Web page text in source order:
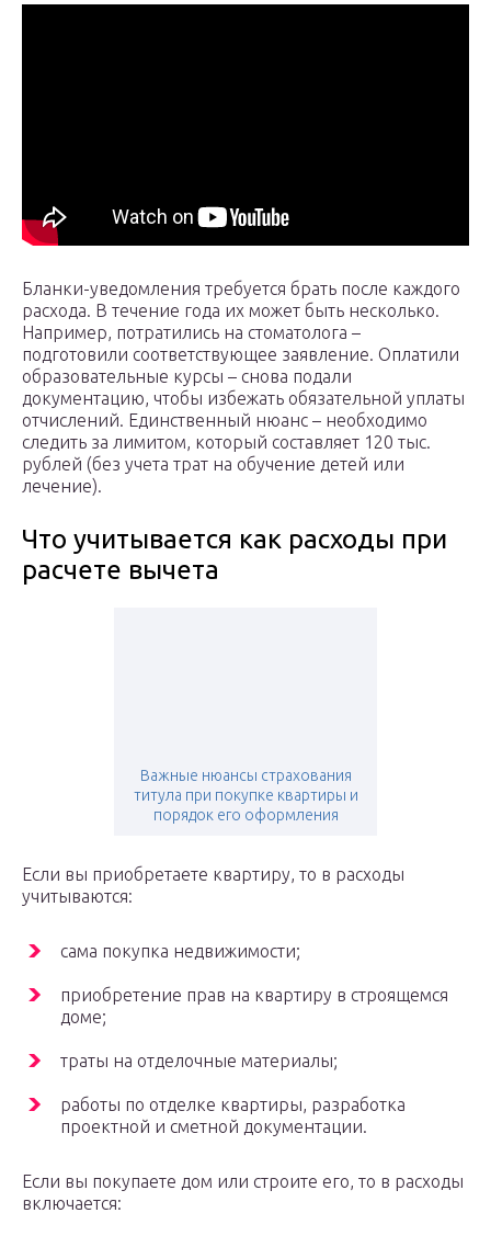
Бланки-уведомления требуется брать после каждого
расхода. В течение года их может быть несколько.
Например, потратились на стоматолога –
подготовили соответствующее заявление. Оплатили
образовательные курсы – снова подали
документацию, чтобы избежать обязательной уплаты
отчислений. Единственный нюанс – необходимо
следить за лимитом, который составляет 120 тыс.
рублей (без учета трат на обучение детей или
лечение).
Что учитывается как расходы при
расчете вычета
Важные нюансы страхования
титула при покупке квартиры и
порядок его оформления
Если вы приобретаете квартиру, то в расходы
учитываются:
сама покупка недвижимости;
приобретение прав на квартиру в строящемся
доме;
траты на отделочные материалы;
работы по отделке квартиры, разработка
проектной и сметной документации.
Если вы покупаете дом или строите его, то в расходы
включается: